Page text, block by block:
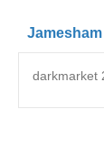
Jamesham
darkmarket